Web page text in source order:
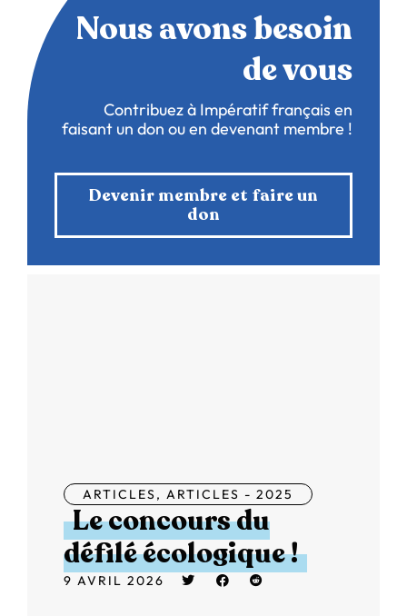
Nous avons besoin
de vous
Contribuez à Impératif français en
faisant un don ou en devenant membre !
Devenir membre et faire un
don
ARTICLES, ARTICLES - 2025
Le concours du
défilé écologique !
9 AVRIL 2026